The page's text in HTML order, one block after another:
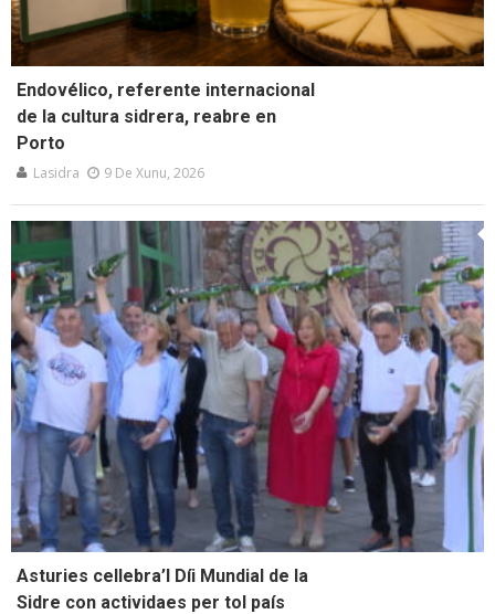
Endovélico, referente internacional
de la cultura sidrera, reabre en
Porto
Lasidra 9 De Xunu, 2026
Asturies cellebra’l Díi Mundial de la
Sidre con actividaes per tol país